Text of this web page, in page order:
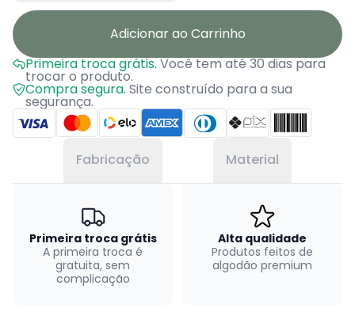
Adicionar ao Carrinho
Primeira troca grátis.Você tem até 30 dias para
trocar o produto.
Compra segura. Site construído para a sua
segurança.
Fabricação Material
Primeira troca grátis
A primeira troca é
gratuita, sem
complicação
Alta qualidade
Produtos feitos de
algodão premium